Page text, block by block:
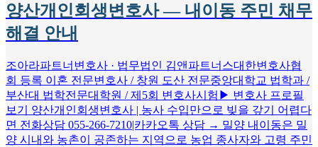
양산개인회생변호사 — 내이동 주민 채무
해결 안내
조아라파트너변호사 · 법무법인 김앤파트너스대한변호사협
회 등록 이혼 전문변호사 / 창원 도산 전문중앙대학교 법학과 /
부산대 법학전문대학원 / 제5회 변호사시험▶ 변호사 프로필
보기 양산개인회생변호사 | 농사 수입만으로 빚을 갚기 어렵다
면 전화상담 055-266-7210|카카오톡 상담 → 밀양 내이동은 밀
양 시내와 농촌이 공존하는 지역으로 농업 종사자와 고령 주민